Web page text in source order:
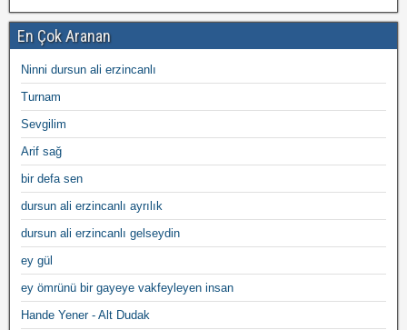
En Çok Aranan
Ninni dursun ali erzincanlı
Turnam
Sevgilim
Arif sağ
bir defa sen
dursun ali erzincanlı ayrılık
dursun ali erzincanlı gelseydin
ey gül
ey ömrünü bir gayeye vakfeyleyen insan
Hande Yener - Alt Dudak